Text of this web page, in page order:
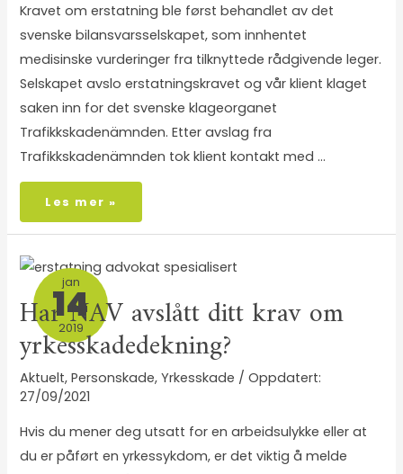
Kravet om erstatning ble først behandlet av det
svenske bilansvarsselskapet, som innhentet
medisinske vurderinger fra tilknyttede rådgivende leger.
Selskapet avslo erstatningskravet og vår klient klaget
saken inn for det svenske klageorganet
Trafikkskadenämnden. Etter avslag fra
Trafikkskadenämnden tok klient kontakt med …
Les mer »
jan
14
2019
Har NAV avslått ditt krav om
yrkesskadedekning?
Aktuelt, Personskade, Yrkesskade /
27/09/2021
Hvis du mener deg utsatt for en arbeidsulykke eller at
du er påført en yrkessykdom, er det viktig å melde